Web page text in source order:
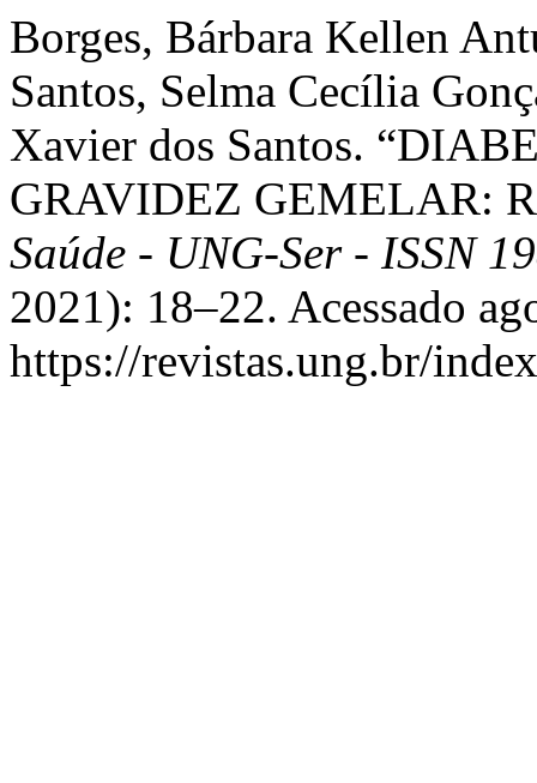
Borges, Bárbara Kellen
Santos, Selma Cecília
Xavier dos Santos.
GRAVIDEZ GEMELAR:
Saúde - UNG-Ser - ISSN
2021): 18–22. Acessado
https://revistas.ung.br/